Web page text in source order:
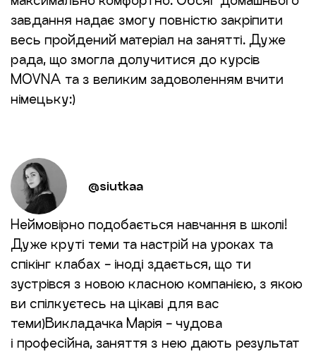
завдання надає змогу повністю закріпити
весь пройдений матеріал на занятті. Дуже
рада, що змогла долучитися до курсів
MOVNA та з великим задоволенням вчити
німецьку:)
@siutkaa
Неймовірно подобається навчання в школі!
Дуже круті теми та настрій на уроках та
спікінг клабах - іноді здається, що ти
зустрівся з новою класною компанією, з якою
ви спілкуєтесь на цікаві для вас
теми)Викладачка Марія - чудова
і професійна, заняття з нею дають результат